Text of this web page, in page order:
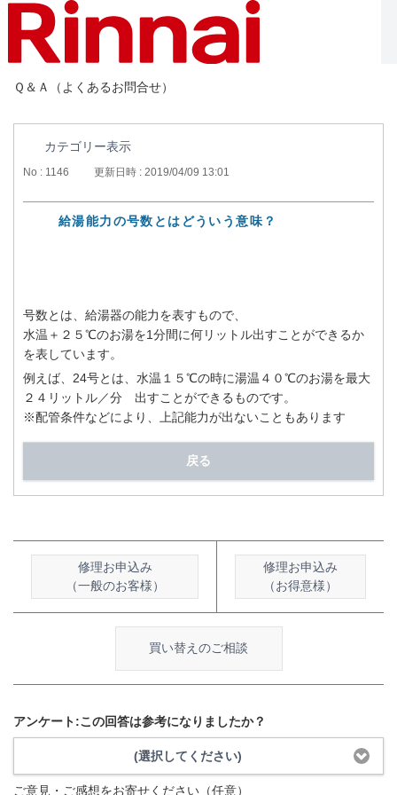
Ｑ＆Ａ（よくあるお問合せ）
カテゴリー表示
No : 1146 更新日時 : 2019/04/09 13:01
給湯能力の号数とはどういう意味？
号数とは、給湯器の能力を表すもので、
水温＋２５℃のお湯を1分間に何リットル出すことができるか
を表しています。
例えば、24号とは、水温１５℃の時に湯温４０℃のお湯を最大
２４リットル／分 出すことができるものです。
※配管条件などにより、上記能力が出ないこともあります
戻る
修理お申込み
（一般のお客様）
修理お申込み
（お得意様）
買い替えのご相談
アンケート:この回答は参考になりましたか？
(選択してください)
ご意見・ご感想をお寄せください（任意）